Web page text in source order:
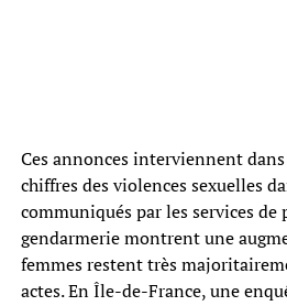
Ces annonces interviennent
chiffres des violences sexuelles
communiqués par les services de
gendarmerie montrent une
femmes restent très
actes. En Île-de-France, une